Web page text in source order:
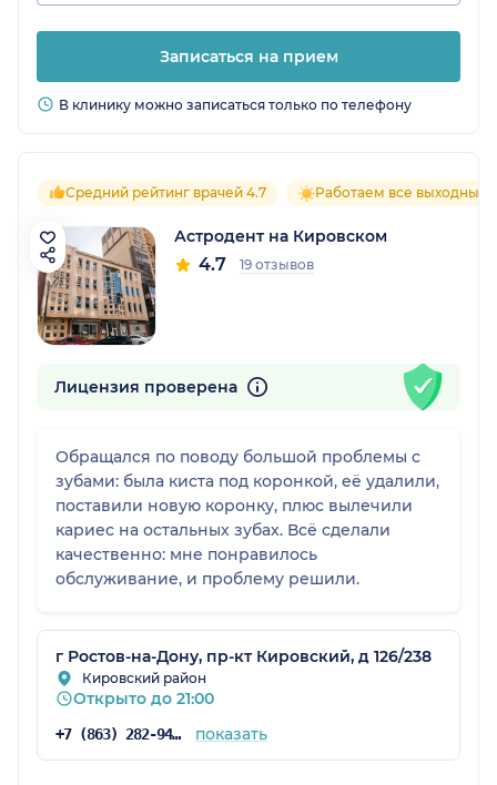
Записаться на прием
В клинику можно записаться только по телефону
Средний рейтинг врачей 4.7 Работаем все выходные
Астродент на Кировском
4.7 19 отзывов
Лицензия проверена
Обращался по поводу большой проблемы с
зубами: была киста под коронкой, её удалили,
поставили новую коронку, плюс вылечили
кариес на остальных зубах. Всё сделали
качественно: мне понравилось
обслуживание, и проблему решили.
г Ростов-на-Дону, пр-кт Кировский, д 126/238
Кировский район
Открыто до 21:00
+7 (863) 282-94-14 показать